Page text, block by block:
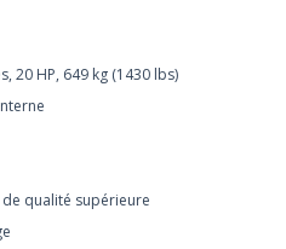
20 HP, 649 kg (1430 lbs)
qualité supérieure